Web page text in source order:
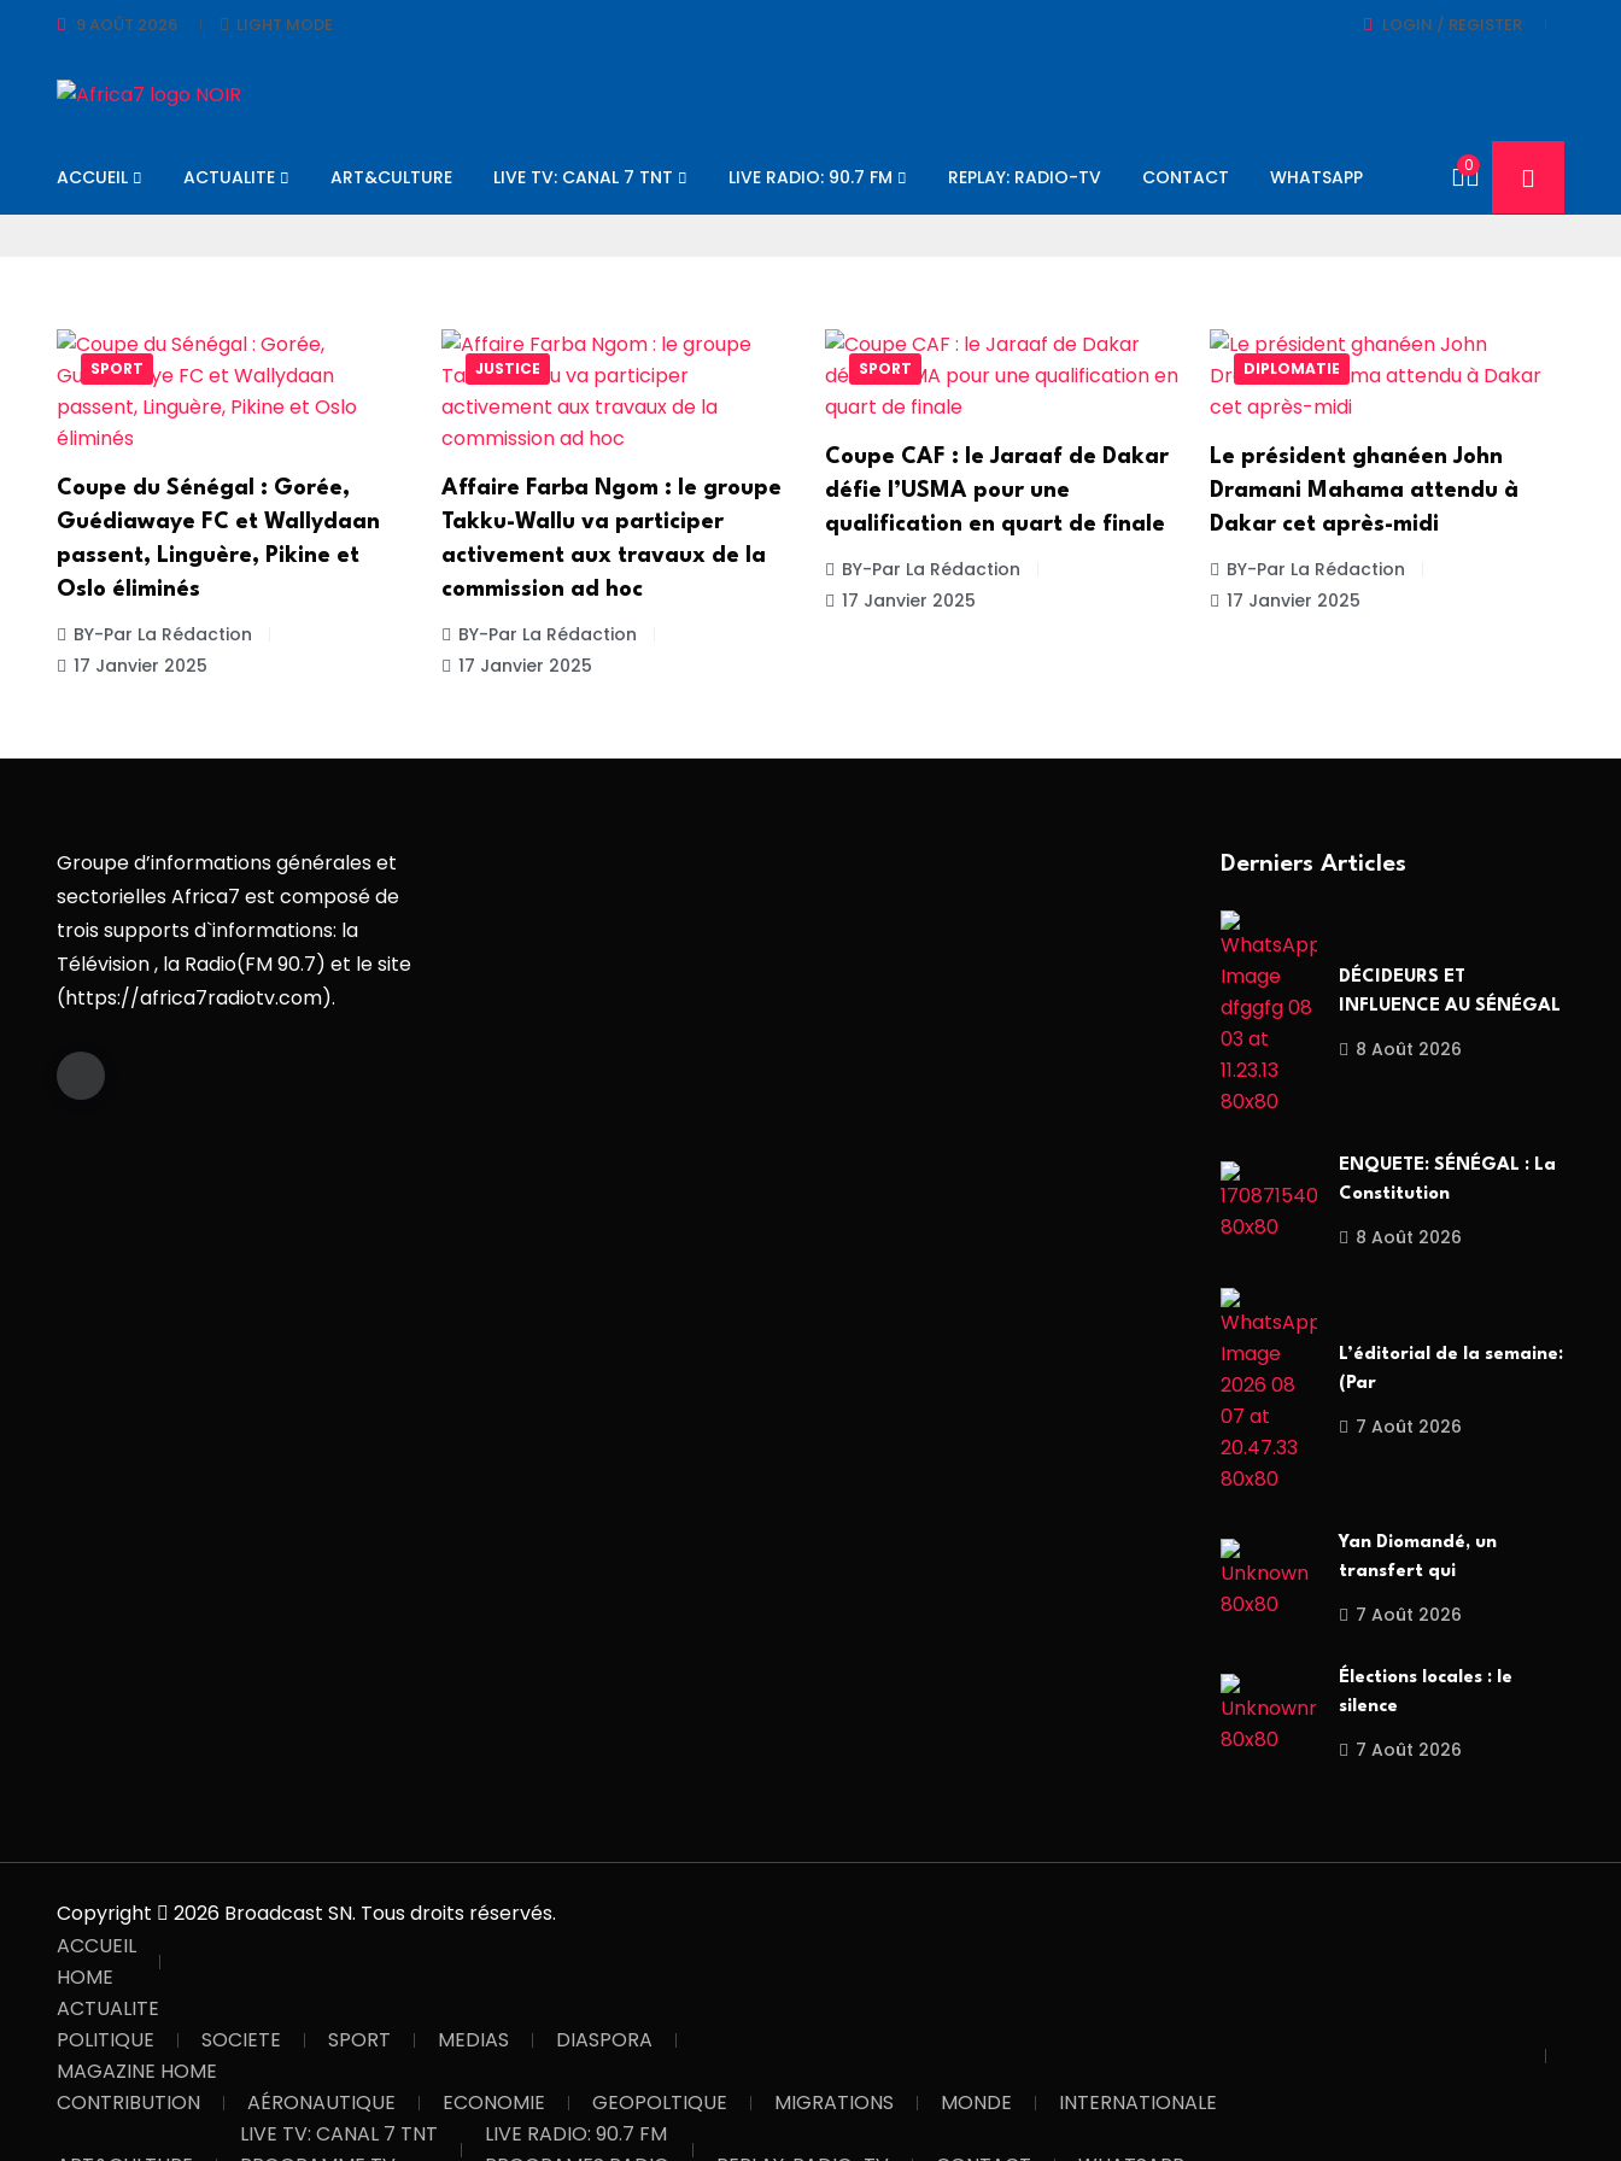
9 AOÛT 2026 LIGHT MODE LOGIN / REGISTER
ACCUEIL ACTUALITE ART&CULTURE LIVE TV: CANAL 7 TNT LIVE RADIO: 90.7 FM REPLAY: RADIO-TV CONTACT WHATSAPP 0
SPORT
Coupe du Sénégal : Gorée,
Guédiawaye FC et Wallydaan
passent, Linguère, Pikine et
Oslo éliminés
BY-Par La Rédaction
17 Janvier 2025
JUSTICE
Affaire Farba Ngom : le groupe
Takku-Wallu va participer
activement aux travaux de la
commission ad hoc
BY-Par La Rédaction
17 Janvier 2025
SPORT
Coupe CAF : le Jaraaf de Dakar
défie l’USMA pour une
qualification en quart de finale
BY-Par La Rédaction
17 Janvier 2025
DIPLOMATIE
Le président ghanéen John
Dramani Mahama attendu à
Dakar cet après-midi
BY-Par La Rédaction
17 Janvier 2025
Groupe d’informations générales et
sectorielles Africa7 est composé de
trois supports d`informations: la
Télévision , la Radio(FM 90.7) et le site
(https://africa7radiotv.com).
Derniers Articles
DÉCIDEURS ET
INFLUENCE AU SÉNÉGAL
8 Août 2026
ENQUETE: SÉNÉGAL : La
Constitution
8 Août 2026
L’éditorial de la semaine:
(Par
7 Août 2026
Yan Diomandé, un
transfert qui
7 Août 2026
Élections locales : le
silence
7 Août 2026
Copyright
2026 Broadcast SN. Tous droits réservés.
ACCUEIL
HOME
ACTUALITE
POLITIQUE
SOCIETE SPORT MEDIAS
DIASPORA
MAGAZINE HOME
CONTRIBUTION
AÉRONAUTIQUE ECONOMIE GEOPOLTIQUE MIGRATIONS MONDE INTERNATIONALE
LIVE TV: CANAL 7 TNT
LIVE RADIO: 90.7 FM